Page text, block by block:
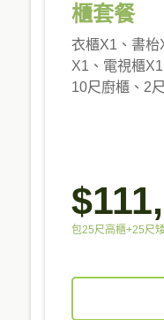
櫃套餐
衣櫃X1、書枱
X1、電視櫃
10尺廚櫃、2
包25尺高櫃+25尺